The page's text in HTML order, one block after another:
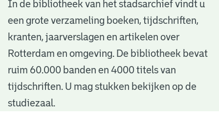
B
b
o
In de bibliotheek van het stadsarchief vindt u
een grote verzameling boeken, tijdschriften,
kranten, jaarverslagen en artikelen over
Rotterdam en omgeving. De bibliotheek bevat
ruim 60.000 banden en 4000 titels van
tijdschriften. U mag stukken bekijken op de
studiezaal.